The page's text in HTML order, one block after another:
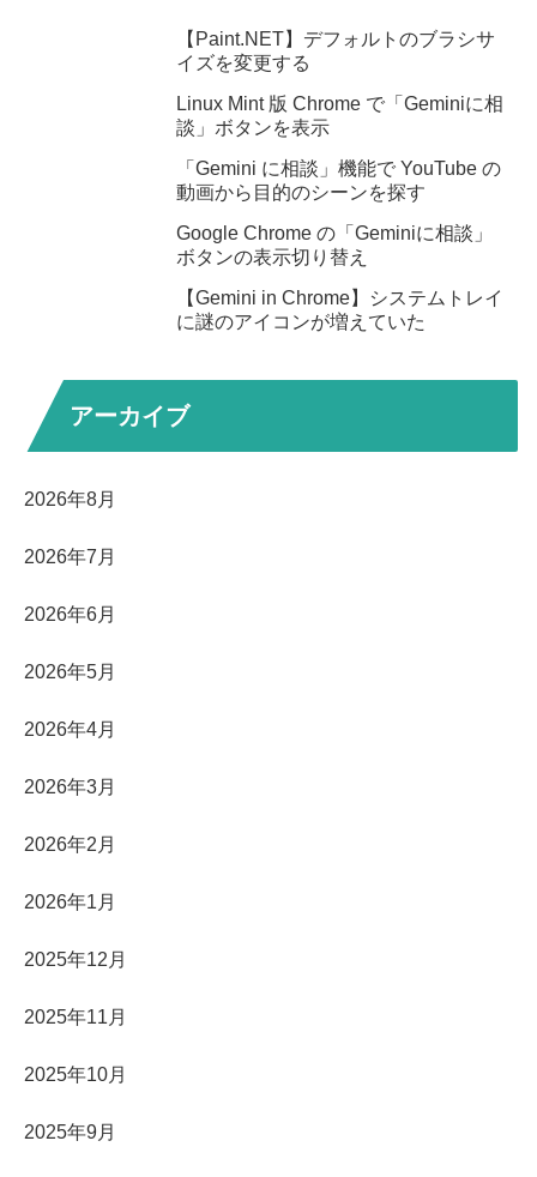
【Paint.NET】デフォルトのブラシサ
イズを変更する
Linux Mint 版 Chrome で「Geminiに相
談」ボタンを表示
「Gemini に相談」機能で YouTube の
動画から目的のシーンを探す
Google Chrome の「Geminiに相談」
ボタンの表示切り替え
【Gemini in Chrome】システムトレイ
に謎のアイコンが増えていた
アーカイブ
2026年8月
2026年7月
2026年6月
2026年5月
2026年4月
2026年3月
2026年2月
2026年1月
2025年12月
2025年11月
2025年10月
2025年9月